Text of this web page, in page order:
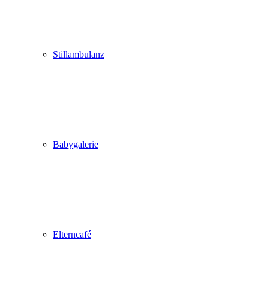
Stillambulanz
Babygalerie
Elterncafé